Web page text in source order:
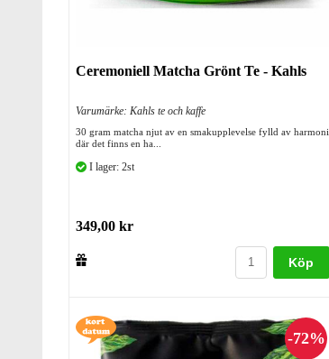
Ceremoniell Matcha Grönt Te - Kahls
Varumärke: Kahls te och kaffe
30 gram matcha njut av en smakupplevelse fylld av harmoni
där det finns en ha...
I lager: 2st
349,00 kr
Köp